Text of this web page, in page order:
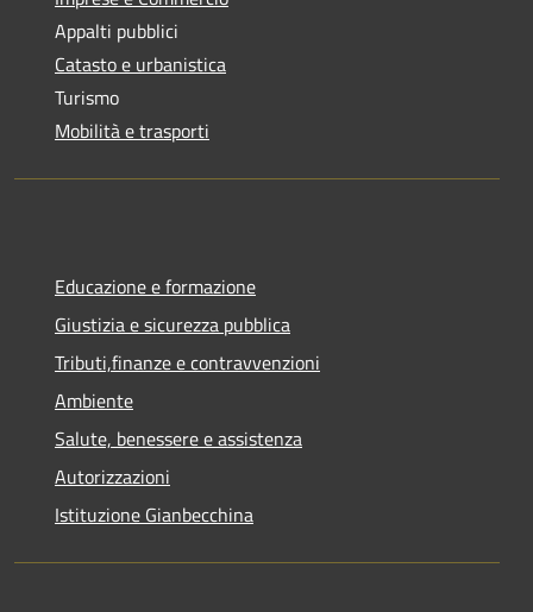
Appalti pubblici
Catasto e urbanistica
Turismo
Mobilità e trasporti
Educazione e formazione
Giustizia e sicurezza pubblica
Tributi,finanze e contravvenzioni
Ambiente
Salute, benessere e assistenza
Autorizzazioni
Istituzione Gianbecchina